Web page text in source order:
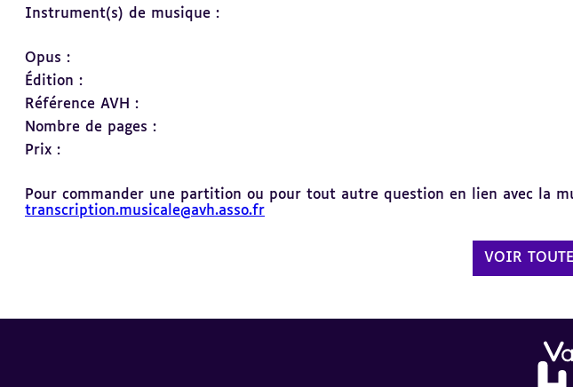
Instrument(s) de musique :
Opus :
Édition :
Référence AVH :
Nombre de pages :
Prix :
Pour commander une partition ou pour tout autre question en lien avec la
transcription.musicale@avh.asso.fr
VOIR